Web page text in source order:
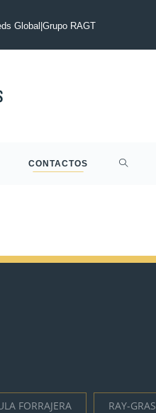
de semillas de cebada
Global |Grupo RAGT
CONTACTOS
FORRAJERA RAY-